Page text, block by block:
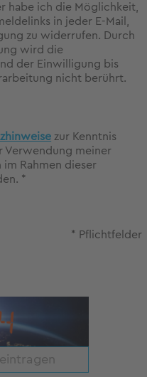
habe ich die Möglichkeit,
in jeder E-Mail,
zu widerrufen. Durch
wird die
der Einwilligung bis
nicht berührt.
zur Kenntnis
Verwendung meiner
Rahmen dieser
*
* Pflichtfelder